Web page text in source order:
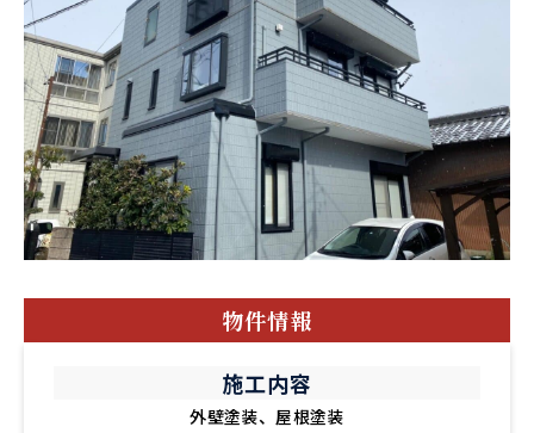
物件情報
施工内容
外壁塗装、屋根塗装